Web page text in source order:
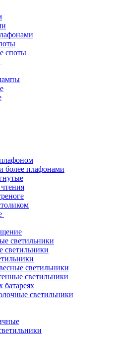
споты
более плафонами
светильники
светильники
светильники
батареях
светильники